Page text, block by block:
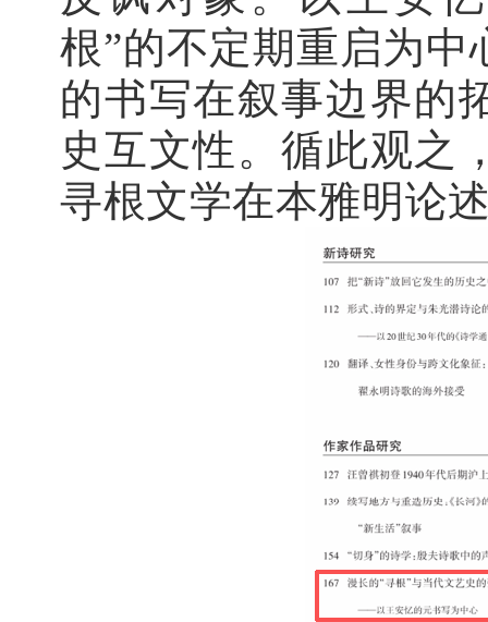
根”的不定期重启为
的书写在叙事边界的
史互文性。循此观之
寻根文学在本雅明论